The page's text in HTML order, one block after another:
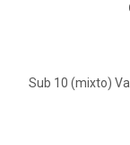
Sub 10 (mixto)